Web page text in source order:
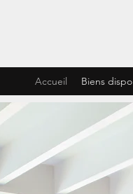
Accueil Biens